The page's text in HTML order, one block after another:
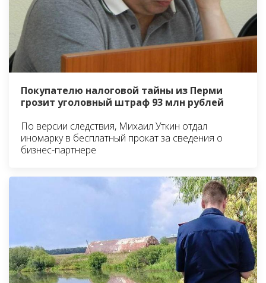
Покупателю налоговой тайны из Перми
грозит уголовный штраф 93 млн рублей
По версии следствия, Михаил Уткин отдал
иномарку в бесплатный прокат за сведения о
бизнес-партнере